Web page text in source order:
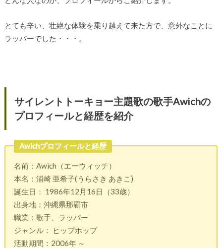
とても辛い、壮絶な体験を乗り越えて来た方で、意外なことに
ラッパーでした・・・。
サイレントトーキョー主題歌の歌手Awichの
プロフィールと経歴を紹介
Awichプロフィールと経歴
名前：Awich（エーウィッチ）
本名：浦崎 亜希子(うらさき あきこ)
誕生日： 1986年12月16日（33歳）
出身地：沖縄県那覇市
職業：歌手、ラッパー
ジャンル： ヒップホップ
活動期間：2006年 ～